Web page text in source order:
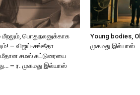
மீறலும், பொதுநலனுக்காக
– விஜய்-சங்கீதா
மீதான சமஸ் கட்டுரையை
– ர. முகமது இல்யாஸ்
Young bodies,
முகமது இல்யாஸ்